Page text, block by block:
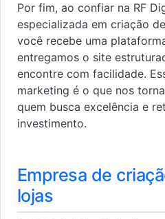
Por fim, ao confiar na RF
especializada em criação
você recebe uma
entregamos o site
encontre com facilidade.
marketing é o que nos
quem busca excelência e
investimento.
Empresa de
lojas